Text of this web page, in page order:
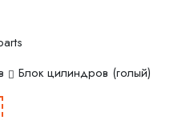
Блок цилиндров (голый)